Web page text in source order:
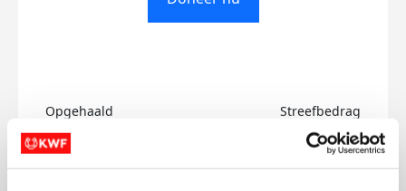
Opgehaald
€0
Streefbedrag
€50